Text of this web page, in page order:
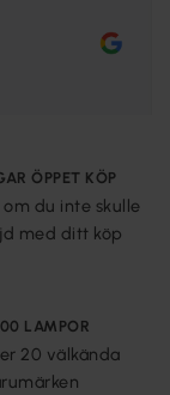
ÖPPET KÖP
du inte skulle
med ditt köp
LAMPOR
20 välkända